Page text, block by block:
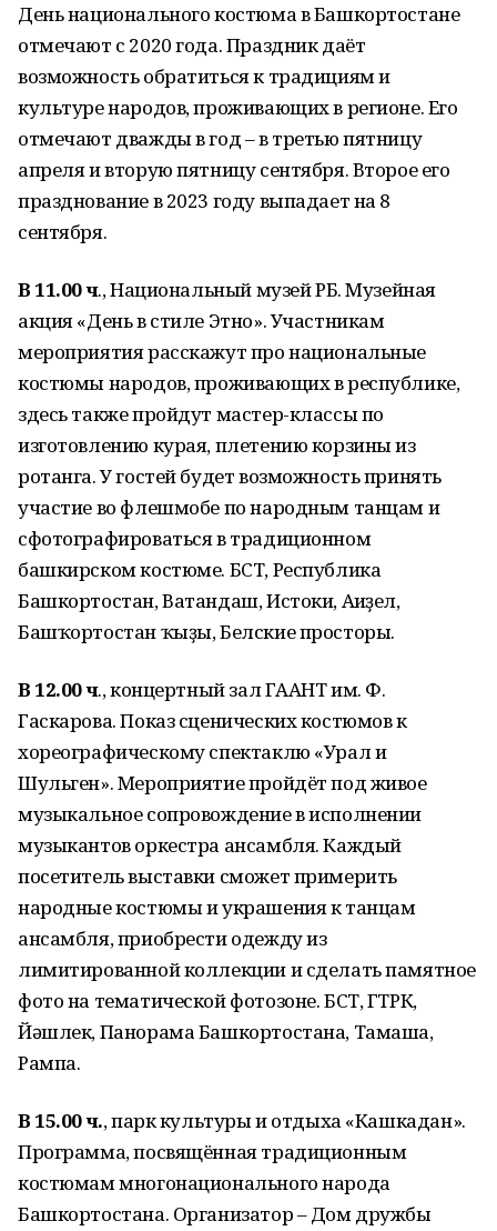
День национального костюма в Башкортостане
отмечают с 2020 года. Праздник даёт
возможность обратиться к традициям и
культуре народов, проживающих в регионе. Его
отмечают дважды в год – в третью пятницу
апреля и вторую пятницу сентября. Второе его
празднование в 2023 году выпадает на 8
сентября.
В 11.00 ч., Национальный музей РБ. Музейная
акция «День в стиле Этно». Участникам
мероприятия расскажут про национальные
костюмы народов, проживающих в республике,
здесь также пройдут мастер-классы по
изготовлению курая, плетению корзины из
ротанга. У гостей будет возможность принять
участие во флешмобе по народным танцам и
сфотографироваться в традиционном
башкирском костюме. БСТ, Республика
Башкортостан, Ватандаш, Истоки, Ағиҙел,
Башҡортостан ҡыҙы, Белские просторы.
В 12.00 ч., концертный зал ГААНТ им. Ф.
Гаскарова. Показ сценических костюмов к
хореографическому спектаклю «Урал и
Шульген». Мероприятие пройдёт под живое
музыкальное сопровождение в исполнении
музыкантов оркестра ансамбля. Каждый
посетитель выставки сможет примерить
народные костюмы и украшения к танцам
ансамбля, приобрести одежду из
лимитированной коллекции и сделать памятное
фото на тематической фотозоне. БСТ, ГТРК,
Йәшлек, Панорама Башкортостана, Тамаша,
Рампа.
В 15.00 ч., парк культуры и отдыха «Кашкадан».
Программа, посвящённая традиционным
костюмам многонационального народа
Башкортостана. Организатор – Дом дружбы